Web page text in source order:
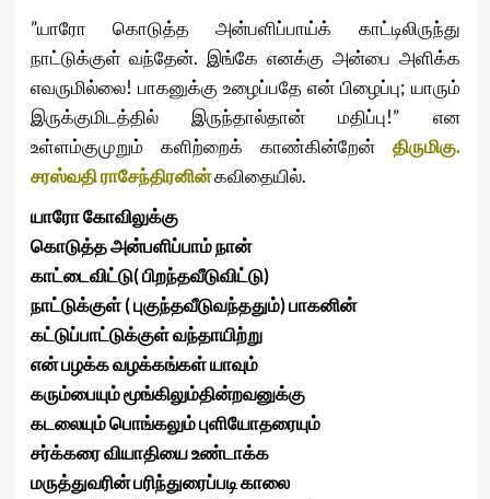
”யாரோ கொடுத்த அன்பளிப்பாய்க் காட்டிலிருந்து
நாட்டுக்குள் வந்தேன். இங்கே எனக்கு அன்பை அளிக்க
எவருமில்லை! பாகனுக்கு உழைப்பதே என் பிழைப்பு; யாரும்
இருக்குமிடத்தில் இருந்தால்தான் மதிப்பு!” என
உள்ளம்குமுறும் களிற்றைக் காண்கின்றேன்திருமிகு.
சரஸ்வதி ராசேந்திரனின்கவிதையில்.
யாரோகோவிலுக்கு
கொடுத்தஅன்பளிப்பாம்நான்
காட்டைவிட்டு(பிறந்தவீடுவிட்டு)
நாட்டுக்குள்(புகுந்தவீடுவந்ததும்)பாகனின்
கட்டுப்பாட்டுக்குள்வந்தாயிற்று
என்பழக்கவழக்கங்கள்யாவும்
கரும்பையும்மூங்கிலும்தின்றவனுக்கு
கடலையும்பொங்கலும்புளியோதரையும்
சர்க்கரைவியாதியைஉண்டாக்க
மருத்துவரின்பரிந்துரைப்படிகாலை